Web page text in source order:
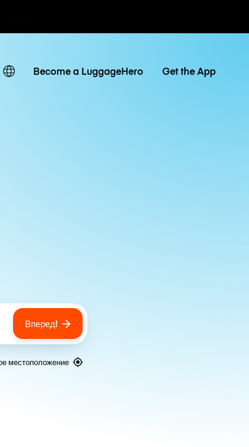
тарифы
Become a LuggageHero Get the App
Вперед!
местоположение